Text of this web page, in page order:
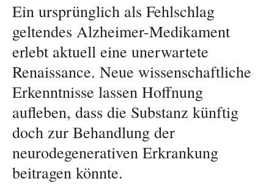
Ein ursprünglich als Fehlschlag
geltendes Alzheimer-Medikament
erlebt aktuell eine unerwartete
Renaissance. Neue wissenschaftliche
Erkenntnisse lassen Hoffnung
aufleben, dass die Substanz künftig
doch zur Behandlung der
neurodegenerativen Erkrankung
beitragen könnte.